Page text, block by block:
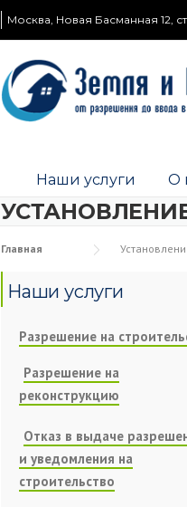
Москва, Новая Басманная 12,
Наши услуги О
Главная
Наши услуги
Разрешение на
Разрешение на
реконструкцию
Отказ в выдаче
и уведомления на
строительство